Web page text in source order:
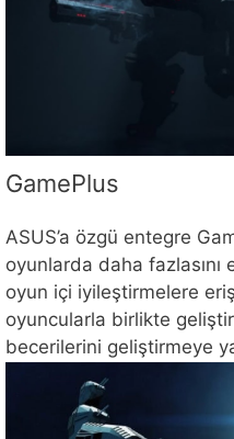
GamePlus
ASUS’a özgü entegre
oyunlarda daha fazlasını
oyun içi iyileştirmelere
oyuncularla birlikte
becerilerini geliştirmeye